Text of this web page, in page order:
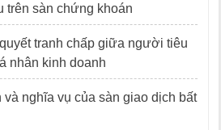
trên sàn chứng khoán
tranh chấp giữa người tiêu
nhân kinh doanh
và nghĩa vụ của sàn giao dịch bất